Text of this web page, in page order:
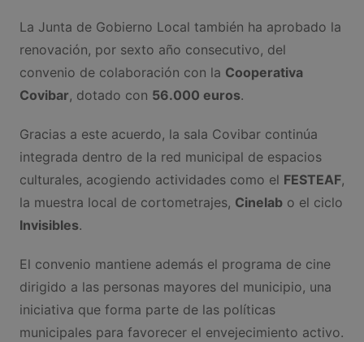
La Junta de Gobierno Local también ha aprobado la
renovación, por sexto año consecutivo, del
convenio de colaboración con la Cooperativa
Covibar, dotado con 56.000 euros.
Gracias a este acuerdo, la sala Covibar continúa
integrada dentro de la red municipal de espacios
culturales, acogiendo actividades como el FESTEAF,
la muestra local de cortometrajes, Cinelabo el ciclo
Invisibles.
El convenio mantiene además el programa de cine
dirigido a las personas mayores del municipio, una
iniciativa que forma parte de las políticas
municipales para favorecer el envejecimiento activo.